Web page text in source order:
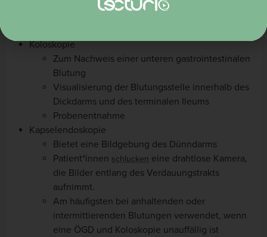
Koloskopie
Zum Nachweis einer unteren gastrointestinalen
Blutung
Visualisierung der Blutungsstelle innerhalb des
Dickdarms und des terminalen Ileums
Probenentnahme
Kapselendoskopie
Bietet eine Bildgebung des Dünndarms
Patient*innen schlucken eine drahtlose Kamera,
die Bilder entlang des Verdauungstrakts
aufnimmt.
Am häufigsten bei anhaltenden oder
intermittierenden Blutungen verwendet, wenn
eine ÖGD und Koloskopie unauffällig ist